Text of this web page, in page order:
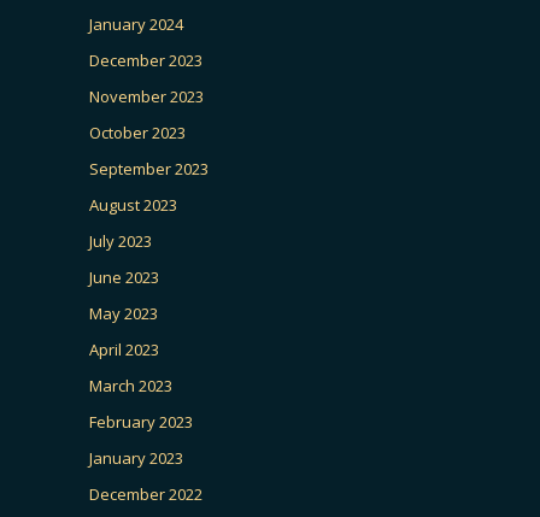
January 2024
December 2023
November 2023
October 2023
September 2023
August 2023
July 2023
June 2023
May 2023
April 2023
March 2023
February 2023
January 2023
December 2022